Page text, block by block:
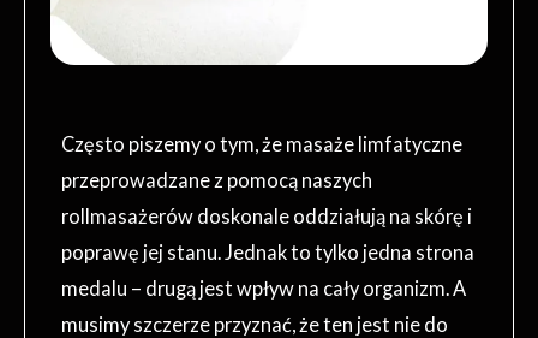
Często piszemy o tym, że masaże limfatyczne
przeprowadzane z pomocą naszych
rollmasażerów doskonale oddziałują na skórę i
poprawę jej stanu. Jednak to tylko jedna strona
medalu – drugą jest wpływ na cały organizm. A
musimy szczerze przyznać, że ten jest nie do